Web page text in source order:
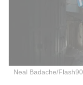
Neal Badache/Flash90